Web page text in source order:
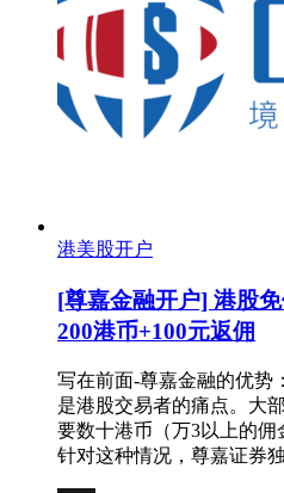
港美股开户
[尊嘉金融开户] 港股
200港币+100元返佣
写在前面-尊嘉金融的优势
是港股交易者的痛点。大
要数十港币（万3以上的佣
针对这种情况，尊嘉证券